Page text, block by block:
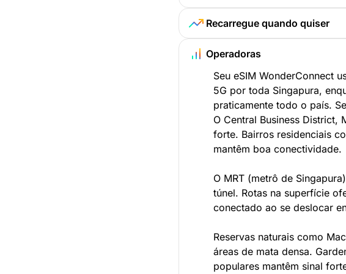
Recarregue quando quiser
Operadoras
Seu eSIM WonderConnect
5G por toda Singapura,
praticamente todo o país.
O Central Business District,
forte. Bairros residenciais
mantêm boa conectividade.
O MRT (metrô de
túnel. Rotas na superfície
conectado ao se deslocar
Reservas naturais como
áreas de mata densa.
populares mantêm sinal